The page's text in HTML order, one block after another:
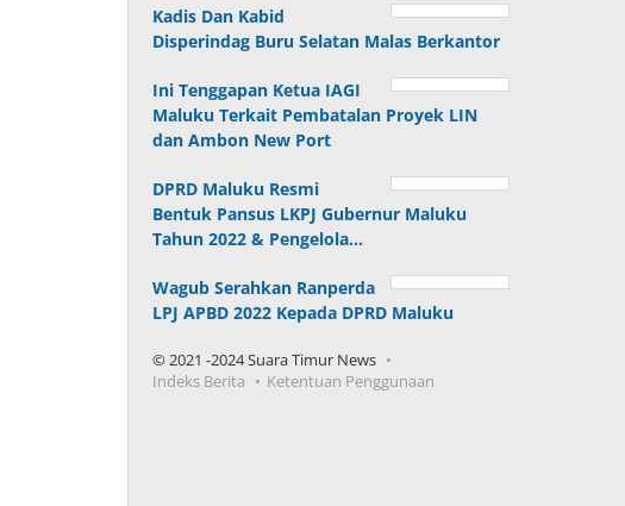
Kadis Dan Kabid
Disperindag Buru Selatan Malas Berkantor
Ini Tenggapan Ketua IAGI
Maluku Terkait Pembatalan Proyek LIN
dan Ambon New Port
DPRD Maluku Resmi
Bentuk Pansus LKPJ Gubernur Maluku
Tahun 2022 & Pengelola…
Wagub Serahkan Ranperda
LPJ APBD 2022 Kepada DPRD Maluku
© 2021 -2024 Suara Timur News
Indeks Berita
Ketentuan Penggunaan